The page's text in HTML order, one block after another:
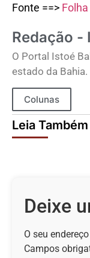
Fonte ==> Folha
Redação -
O Portal Istoé
estado da Bahia.
Colunas
Leia Também
Deixe
O seu
Campos